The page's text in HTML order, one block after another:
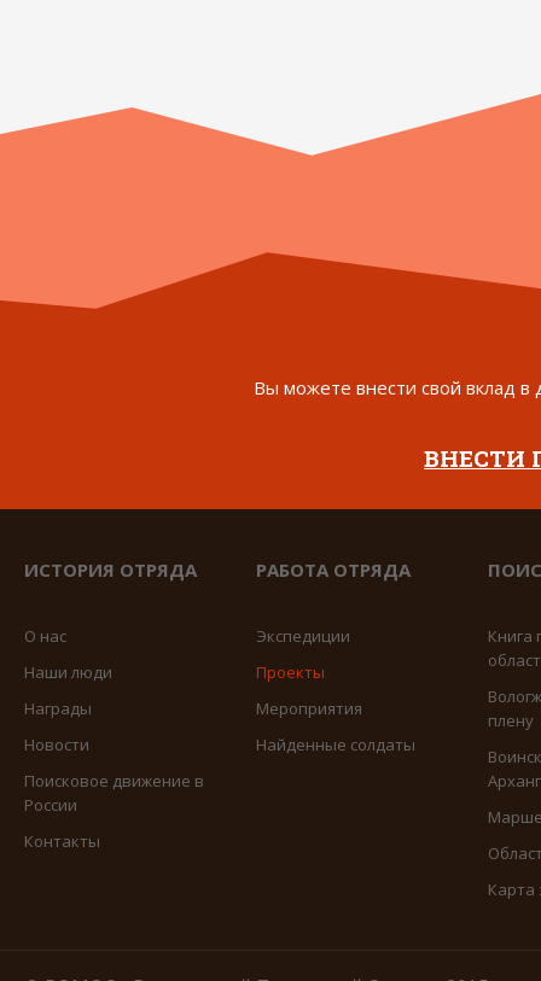
Вы можете внести свой вклад в
ВНЕСТИ
ИСТОРИЯ ОТРЯДА
О нас
Наши люди
Награды
Новости
Поисковое движение в
России
Контакты
РАБОТА ОТРЯДА
Экспедиции
Проекты
Мероприятия
Найденные солдаты
Книга
плену
Карта